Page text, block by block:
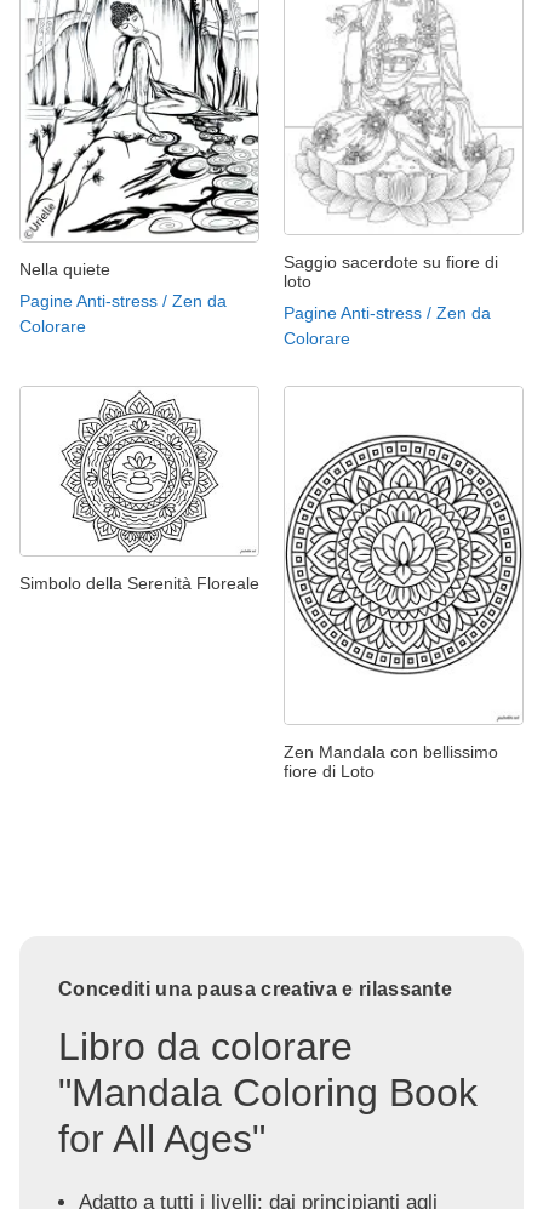
Nella quiete
Pagine Anti-stress / Zen da
Colorare
Saggio sacerdote su fiore di
loto
Pagine Anti-stress / Zen da
Colorare
Simbolo della Serenità Floreale
Zen Mandala con bellissimo
fiore di Loto
Concediti una pausa creativa e rilassante
Libro da colorare
"Mandala Coloring Book
for All Ages"
Adatto a tutti i livelli: dai principianti agli